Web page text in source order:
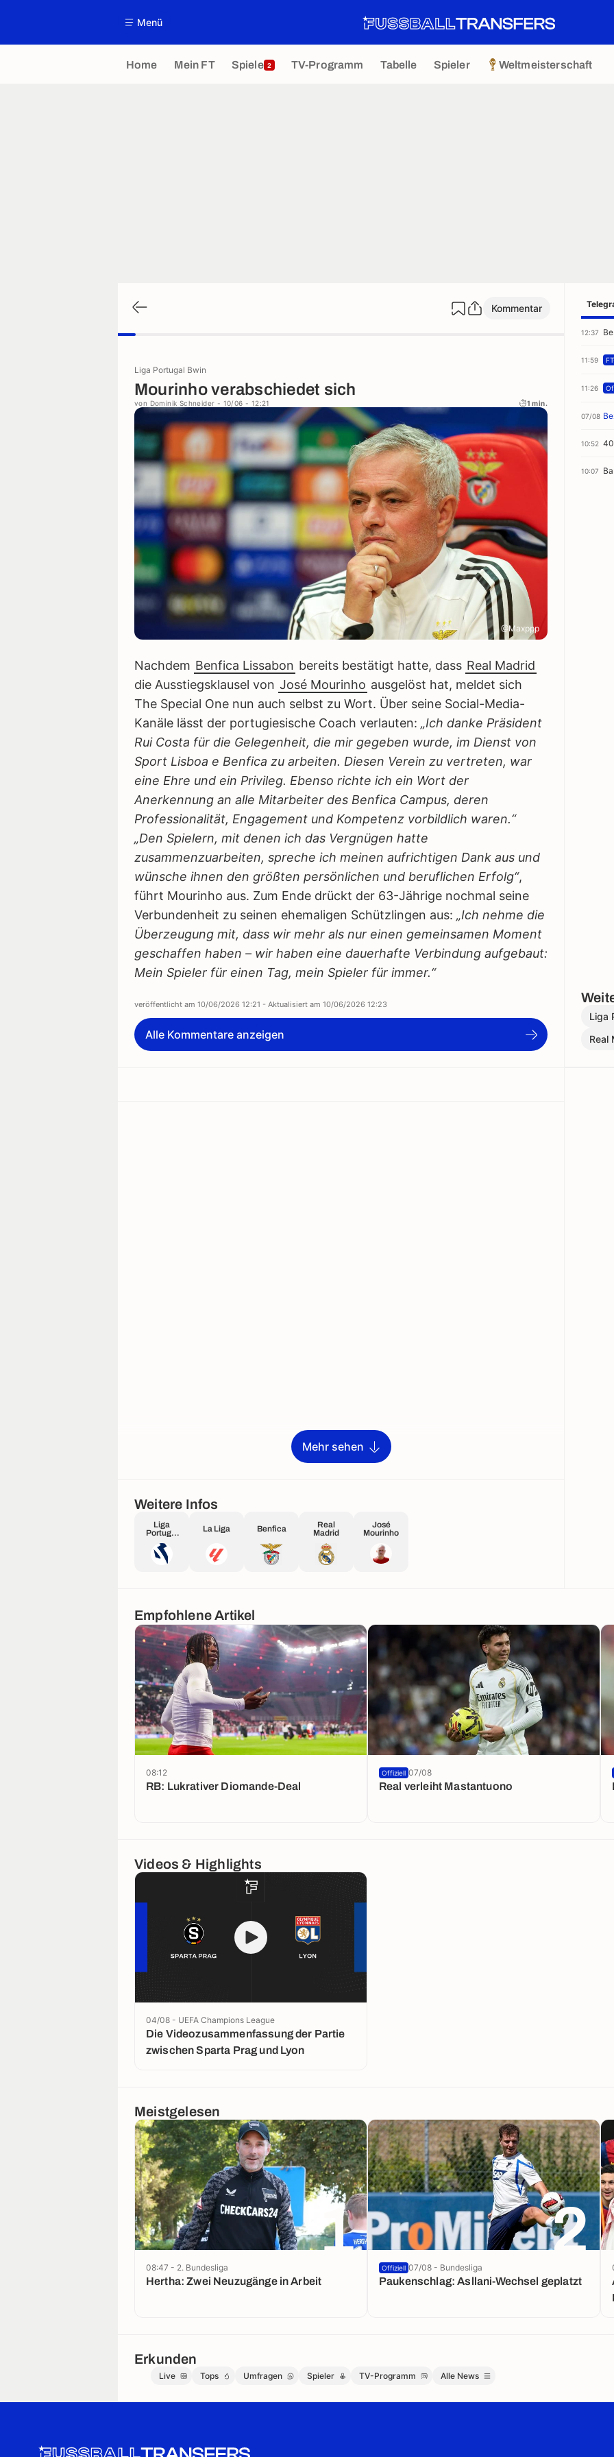
Menü
Home Mein FT Spiele 2 TV-Programm Tabelle Spieler Weltmeisterschaft
Kommentar
Liga Portugal Bwin
Mourinho verabschiedet sich
von Dominik Schneider - 10/06 - 12:21 1 min.
@Maxppp
Nachdem Benfica Lissabon bereits bestätigt hatte, dass Real Madrid
die Ausstiegsklausel von José Mourinho ausgelöst hat, meldet sich
The Special One nun auch selbst zu Wort. Über seine Social-Media-
Kanäle lässt der portugiesische Coach verlauten: „Ich danke Präsident
Rui Costa für die Gelegenheit, die mir gegeben wurde, im Dienst von
Sport Lisboa e Benfica zu arbeiten. Diesen Verein zu vertreten, war
eine Ehre und ein Privileg. Ebenso richte ich ein Wort der
Anerkennung an alle Mitarbeiter des Benfica Campus, deren
Professionalität, Engagement und Kompetenz vorbildlich waren.“
„Den Spielern, mit denen ich das Vergnügen hatte
zusammenzuarbeiten, spreche ich meinen aufrichtigen Dank aus und
wünsche ihnen den größten persönlichen und beruflichen Erfolg“,
führt Mourinho aus. Zum Ende drückt der 63-Jährige nochmal seine
Verbundenheit zu seinen ehemaligen Schützlingen aus: „Ich nehme die
Überzeugung mit, dass wir mehr als nur einen gemeinsamen Moment
geschaffen haben – wir haben eine dauerhafte Verbindung aufgebaut:
Mein Spieler für einen Tag, mein Spieler für immer.“
veröffentlicht am 10/06/2026 12:21 - Aktualisiert am 10/06/2026 12:23
Alle Kommentare anzeigen
12:37
11:59
11:26
07/08
10:52
10:07
Liga
Real
Mehr sehen
Weitere Infos
Liga
Portugal
Bwin
La Liga Benfica
Real
Madrid
José
Mourinho
Empfohlene Artikel
RB: Lukrativer Diomande-Deal
08:12
Real verleiht Mastantuono
Offiziell 07/08
Videos & Highlights
Die Videozusammenfassung der Partie
zwischen Sparta Prag und Lyon
04/08 - UEFA Champions League
Meistgelesen
1
Hertha: Zwei Neuzugänge in Arbeit
08:47 - 2. Bundesliga
2
Paukenschlag: Asllani-Wechsel geplatzt
Offiziell 07/08 - Bundesliga
Erkunden
Live Tops Umfragen Spieler TV-Programm Alle News